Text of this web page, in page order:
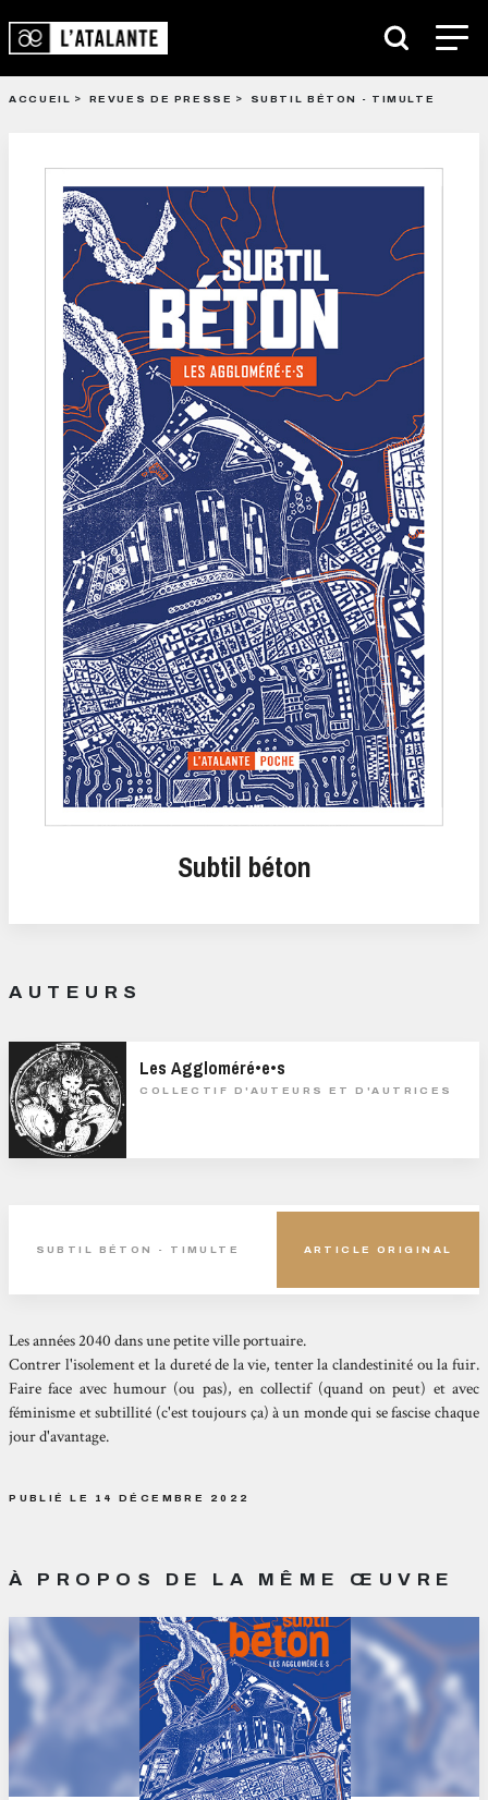
ACCUEIL REVUES DE PRESSE SUBTIL BÉTON - TIMULTE
Subtil béton
AUTEURS
Les Aggloméré•e•s
COLLECTIF D'AUTEURS ET D'AUTRICES
SUBTIL BÉTON - TIMULTE ARTICLE ORIGINAL
Les années 2040 dans une petite ville portuaire.
Contrer l'isolement et la dureté de la vie, tenter laclandestinité ou la fuir.
Faire face avec humour (ou pas), en collectif (quand on peut) et avec
féminisme etsubtillité (c'est toujours ça) à un monde qui se fascise chaque
jour d'avantage.
PUBLIÉ LE 14 DÉCEMBRE 2022
À PROPOS DE LA MÊME ŒUVRE